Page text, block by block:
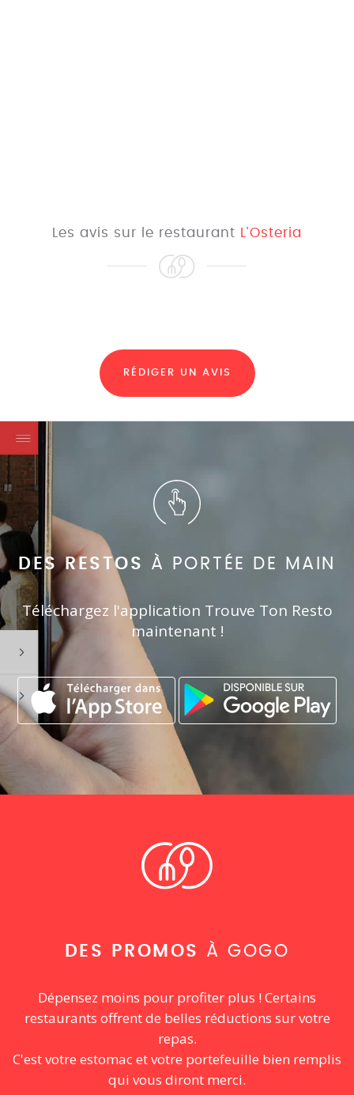
Les avis sur le restaurant L'Osteria
RÉDIGER UN AVIS
DES RESTOS À PORTÉE DE MAIN
Téléchargez l'application Trouve Ton Resto
maintenant !
DES PROMOS À GOGO
Dépensez moins pour profiter plus ! Certains
restaurants offrent de belles réductions sur votre
repas.
C'est votre estomac et votre portefeuille bien remplis
qui vous diront merci.